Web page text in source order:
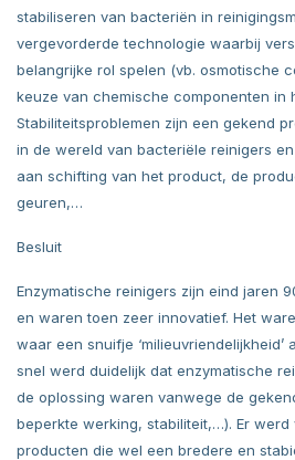
stabiliseren van bacteriën in
vergevorderde technologie waarbij
belangrijke rol spelen (vb. osmotische
keuze van chemische componenten in
Stabiliteitsproblemen zijn een gekend
in de wereld van bacteriële reinigers
aan schifting van het product, de
geuren,…
Besluit
Enzymatische reinigers zijn eind jaren
en waren toen zeer innovatief. Het
waar een snuifje ‘milieuvriendelijkheid’
snel werd duidelijk dat enzymatische
de oplossing waren vanwege de
beperkte werking, stabiliteit,…). Er
producten die wel een bredere en